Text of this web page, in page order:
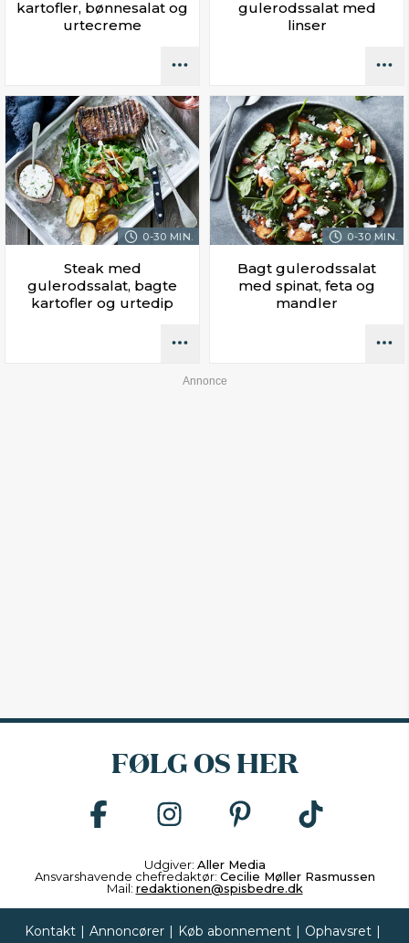
kartofler, bønnesalat og
urtecreme
gulerodssalat med
linser
0-30 MIN.
Steak med
gulerodssalat, bagte
kartofler og urtedip
0-30 MIN.
Bagt gulerodssalat
med spinat, feta og
mandler
FØLG OS HER
Udgiver: Aller Media
Ansvarshavende chefredaktør: Cecilie Møller Rasmussen
Mail: redaktionen@spisbedre.dk
Kontakt | Annoncører | Køb abonnement | Ophavsret |